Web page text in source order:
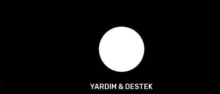
YARDIM & DESTEK